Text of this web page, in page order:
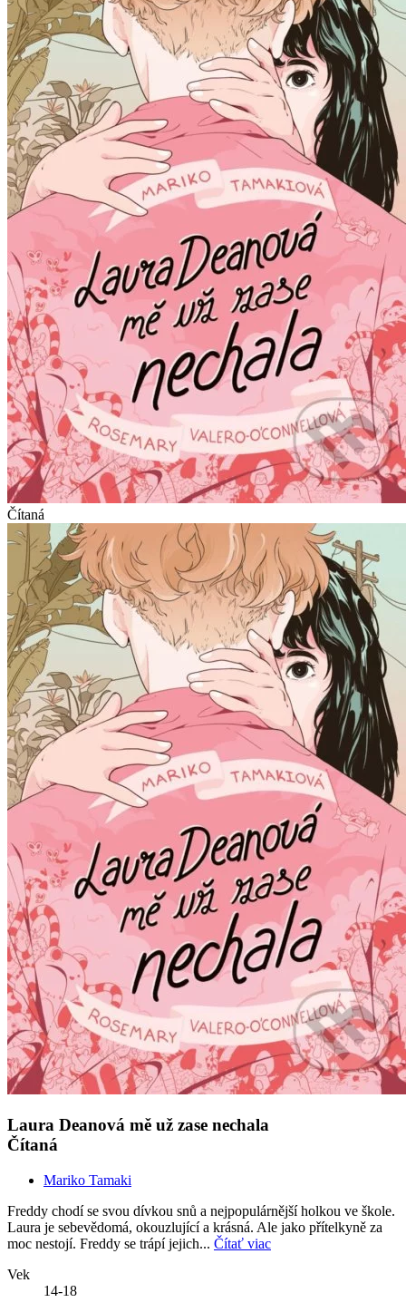
Čítaná
Laura Deanová mě už zase nechala
Čítaná
Mariko Tamaki
Freddy chodí se svou dívkou snů a nejpopulárnější holkou ve škole.
Laura je sebevědomá, okouzlující a krásná. Ale jako přítelkyně za
moc nestojí. Freddy se trápí jejich... Čítať viac
Vek
14-18